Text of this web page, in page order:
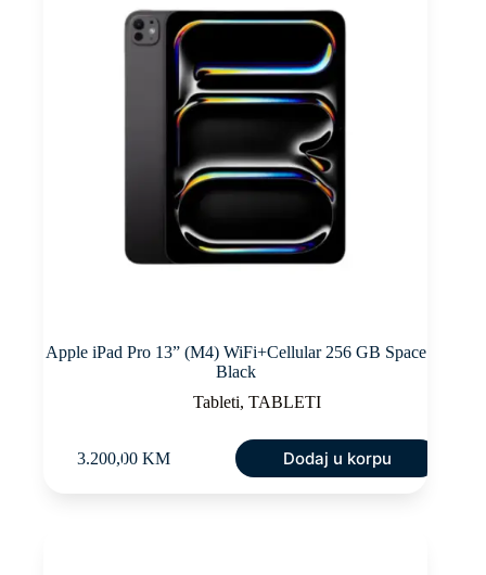
Apple iPad Pro 13” (M4) WiFi+Cellular 256 GB Space
Black
Tableti,TABLETI
3.200,00 KM Dodaj u korpu